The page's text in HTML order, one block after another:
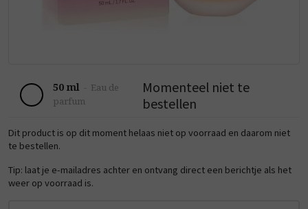
50 ml - Eau de
parfum
Momenteel niet te
bestellen
Dit product is op dit moment helaas niet op voorraad en daarom niet
te bestellen.
Tip: laat je e-mailadres achter en ontvang direct een berichtje als het
weer op voorraad is.